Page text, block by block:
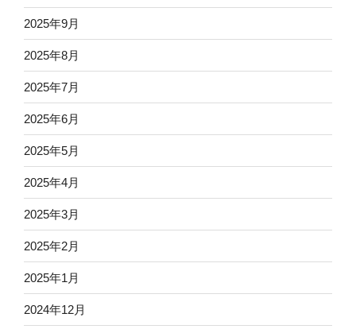
2025年9月
2025年8月
2025年7月
2025年6月
2025年5月
2025年4月
2025年3月
2025年2月
2025年1月
2024年12月